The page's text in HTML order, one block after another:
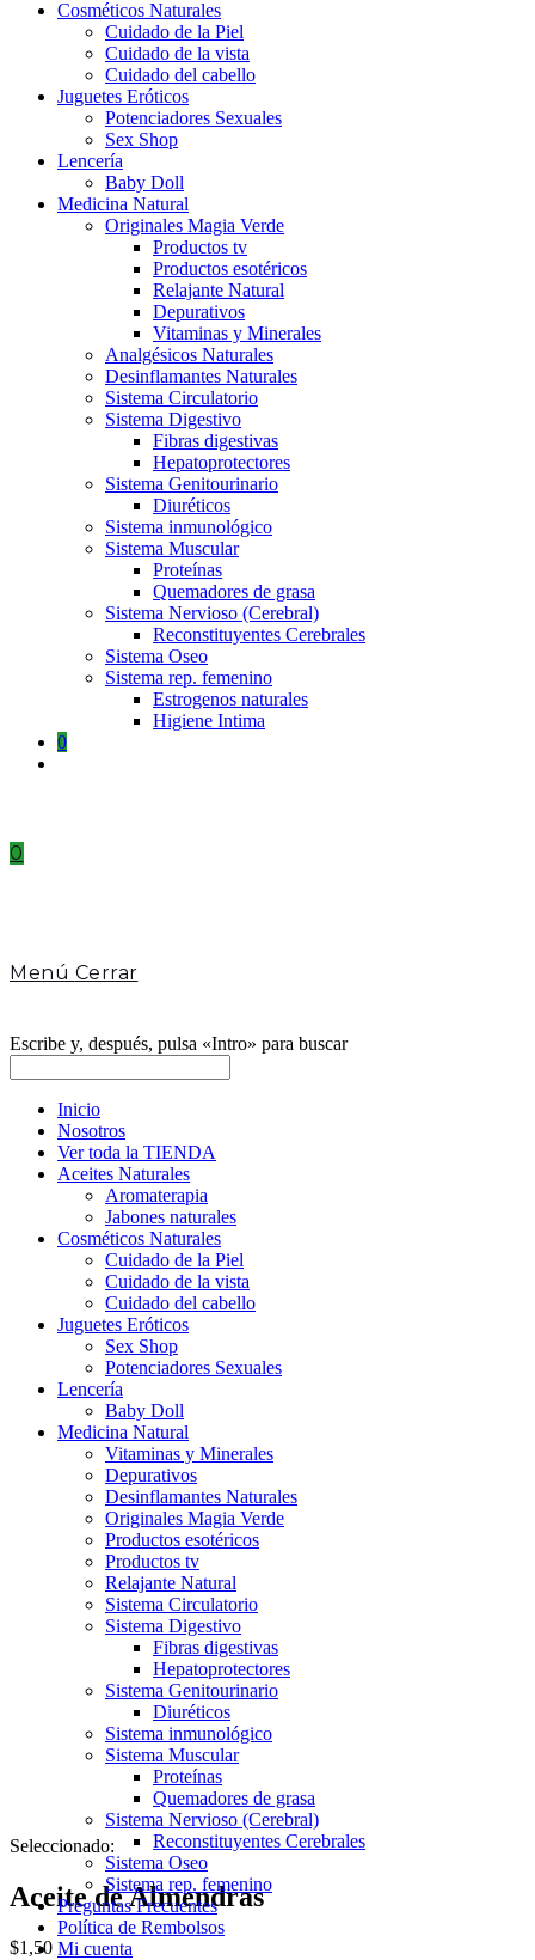
Cosméticos Naturales
Cuidado de la Piel
Cuidado de la vista
Cuidado del cabello
Juguetes Eróticos
Potenciadores Sexuales
Sex Shop
Lencería
Baby Doll
Medicina Natural
Originales Magia Verde
Productos tv
Productos esotéricos
Relajante Natural
Depurativos
Vitaminas y Minerales
Analgésicos Naturales
Desinflamantes Naturales
Sistema Circulatorio
Sistema Digestivo
Fibras digestivas
Hepatoprotectores
Sistema Genitourinario
Diuréticos
Sistema inmunológico
Sistema Muscular
Proteínas
Quemadores de grasa
Sistema Nervioso (Cerebral)
Reconstituyentes Cerebrales
Sistema Oseo
Sistema rep. femenino
Estrogenos naturales
Higiene Intima
0
0
Menú Cerrar
Escribe y, después, pulsa «Intro» para buscar
Inicio
Nosotros
Ver toda la TIENDA
Aceites Naturales
Aromaterapia
Jabones naturales
Cosméticos Naturales
Cuidado de la Piel
Cuidado de la vista
Cuidado del cabello
Juguetes Eróticos
Sex Shop
Potenciadores Sexuales
Lencería
Baby Doll
Medicina Natural
Vitaminas y Minerales
Depurativos
Desinflamantes Naturales
Originales Magia Verde
Productos esotéricos
Productos tv
Relajante Natural
Sistema Circulatorio
Sistema Digestivo
Fibras digestivas
Hepatoprotectores
Sistema Genitourinario
Diuréticos
Sistema inmunológico
Sistema Muscular
Proteínas
Quemadores de grasa
Sistema Nervioso (Cerebral)
Reconstituyentes Cerebrales
Sistema Oseo
Sistema rep. femenino
Preguntas Frecuentes
Política de Rembolsos
Mi cuenta
Seleccionado:
Aceite de Almendras
$1,50